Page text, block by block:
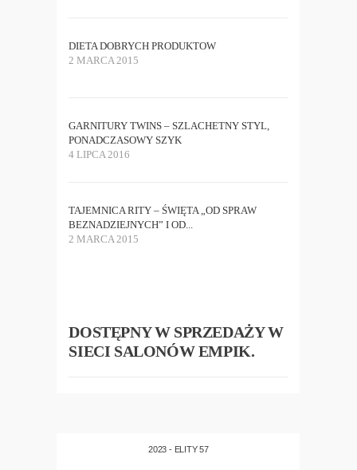
DIETA DOBRYCH PRODUKTOW
2 MARCA 2015
GARNITURY TWINS – SZLACHETNY STYL,
PONADCZASOWY SZYK
4 LIPCA 2016
TAJEMNICA RITY – ŚWIĘTA „OD SPRAW
BEZNADZIEJNYCH” I OD...
2 MARCA 2015
DOSTĘPNY W SPRZEDAŻY W
SIECI SALONÓW EMPIK.
2023 - ELITY 57